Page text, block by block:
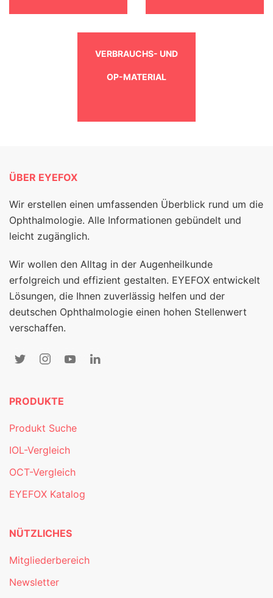
VERBRAUCHS- UND
OP-MATERIAL
ÜBER EYEFOX
Wir erstellen einen umfassenden Überblick rund um die
Ophthalmologie. Alle Informationen gebündelt und
leicht zugänglich.
Wir wollen den Alltag in der Augenheilkunde
erfolgreich und effizient gestalten. EYEFOX entwickelt
Lösungen, die Ihnen zuverlässig helfen und der
deutschen Ophthalmologie einen hohen Stellenwert
verschaffen.
PRODUKTE
Produkt Suche
IOL-Vergleich
OCT-Vergleich
EYEFOX Katalog
NÜTZLICHES
Mitgliederbereich
Newsletter